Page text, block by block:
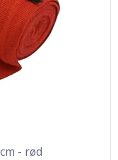
- rød